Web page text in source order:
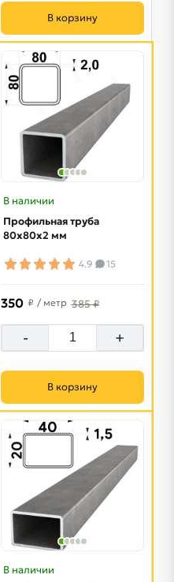
В корзину
В наличии
Профильная труба
80х80х2 мм
4.9 15
350 ₽ / метр 385 ₽
- +
В корзину
В наличии